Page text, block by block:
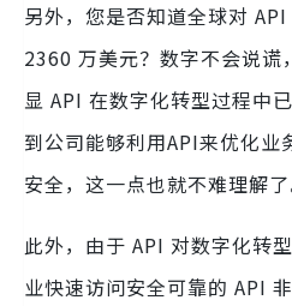
另外，您是否知道全球对
2360 万美元？数字不会说谎
显 API 在数字化转型过程中
到公司能够利用API来优化业
安全，这一点也就不难理解了
此外，由于 API 对数字化转
业快速访问安全可靠的 API